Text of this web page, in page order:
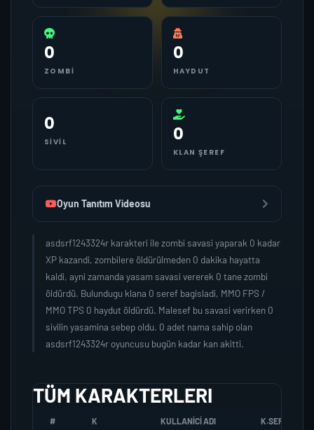
0
ZOMBI
0
HAYDUT
0
SIVIL 0
KLAN ŞEREF
Oyun Tanıtım Videosu
asdsrf1243324r karakteri ile zombi savasi yaparak 0 kadar
XP kazandi, zombilere öldürülmeden 0 dakika hayatta
kaldi, ayni zamanda yasam savasi vererek 0 tane zombi
öldürdü. Bulundugu klana 0 seref bagisladi, MMO FPS /
MMO TPS 0 haydut öldürdü. Malesef bu savasi verirken 0
sivilin yasamina sebep oldu. 0 adet nama sahip olan
asdsrf1243324r oyuncusu bugün kadar kan akitti.
TÜM KARAKTERLERI
# K KULLANICI ADI K.SEREFI